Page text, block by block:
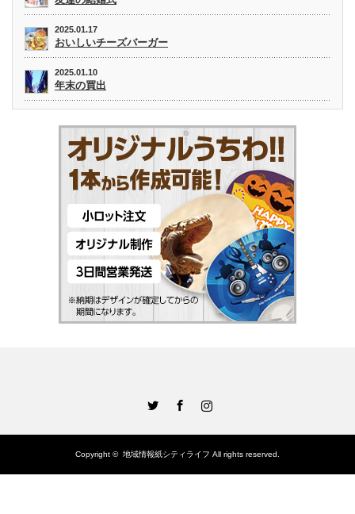
2025.01.17
おいしいチーズバーガー
2025.01.10
年末の買出
Copyright © 地域情報紙シティライフ All rights reserved.